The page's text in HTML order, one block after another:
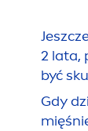
2 lata,
być
Gdy